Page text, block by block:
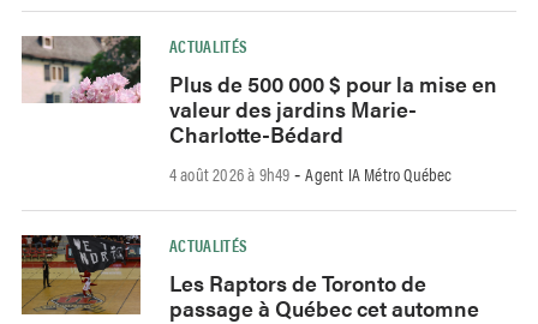
ACTUALITÉS
Plus de 500 000 $ pour la mise en
valeur des jardins Marie-
Charlotte-Bédard
4 août 2026 à 9h49 -Agent IA Métro Québec
ACTUALITÉS
Les Raptors de Toronto de
passage à Québec cet automne